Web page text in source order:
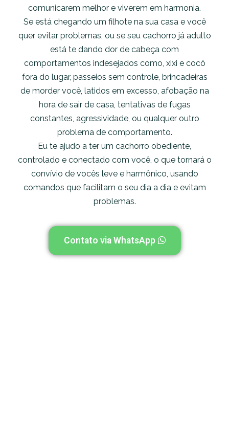
comunicarem melhor e viverem em harmonia.
Se está chegando um filhote na sua casa e você
quer evitar problemas, ou se seu cachorro já adulto
está te dando dor de cabeça com
comportamentos indesejados como, xixi e cocô
fora do lugar, passeios sem controle, brincadeiras
de morder você, latidos em excesso, afobação na
hora de sair de casa, tentativas de fugas
constantes, agressividade, ou qualquer outro
problema de comportamento.
Eu te ajudo a ter um cachorro obediente,
controlado e conectado com você, o que tornará o
convívio de vocês leve e harmônico, usando
comandos que facilitam o seu dia a dia e evitam
problemas.
Contato via WhatsApp